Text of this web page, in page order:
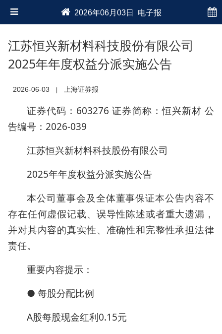
2026年06月03日 电子报
江苏恒兴新材料科技股份有限公司
2025年年度权益分派实施公告
2026-06-03 上海证券报
证券代码：603276 证券简称：恒兴新材 公
告编号：2026-039
江苏恒兴新材料科技股份有限公司
2025年年度权益分派实施公告
本公司董事会及全体董事保证本公告内容不
存在任何虚假记载、误导性陈述或者重大遗漏，
并对其内容的真实性、准确性和完整性承担法律
责任。
重要内容提示：
● 每股分配比例
A股每股现金红利0.15元